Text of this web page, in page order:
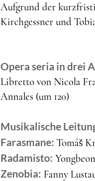
Aufgrund der
Kirchgessner und
Opera seria in drei
Libretto von Nicola
Annales (um 120)
Musikalische
Farasmane: Tomáš
Radamisto:
Zenobia: Fanny